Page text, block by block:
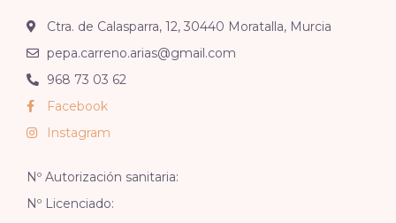
Ctra. de Calasparra, 12, 30440 Moratalla, Murcia
pepa.carreno.arias@gmail.com
968 73 03 62
Facebook
Instagram
Nº Autorización sanitaria:
Nº Licenciado: